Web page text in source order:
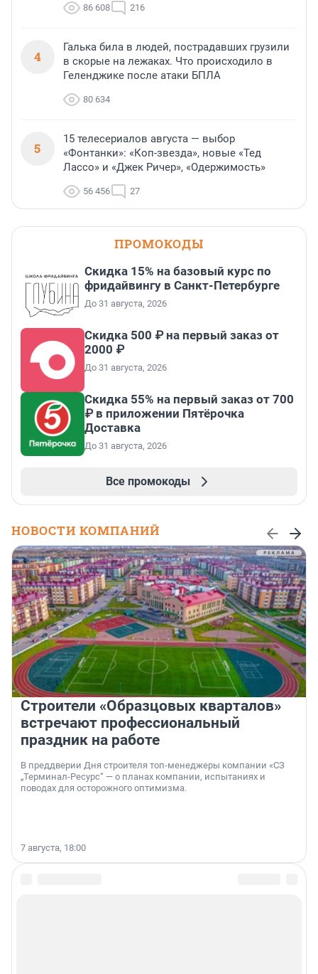
86 608 216
4
Галька била в людей, пострадавших грузили
в скорые на лежаках. Что происходило в
Геленджике после атаки БПЛА
80 634
5
15 телесериалов августа — выбор
«Фонтанки»: «Коп-звезда», новые «Тед
Лассо» и «Джек Ричер», «Одержимость»
56 456 27
ПРОМОКОДЫ
Скидка 15% на базовый курс по
фридайвингу в Санкт-Петербурге
До 31 августа, 2026
Скидка 500 ₽ на первый заказ от
2000 ₽
До 31 августа, 2026
Скидка 55% на первый заказ от 700
₽ в приложении Пятёрочка
Доставка
До 31 августа, 2026
Все промокоды
НОВОСТИ КОМПАНИЙ
Строители «Образцовых кварталов»
встречают профессиональный
праздник на работе
В преддверии Дня строителя топ-менеджеры компании «СЗ
„Терминал-Ресурс“ — о планах компании, испытаниях и
поводах для осторожного оптимизма.
7 августа, 18:00